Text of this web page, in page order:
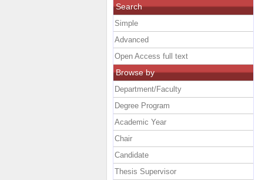
Search
Simple
Advanced
Open Access full text
Browse by
Department/Faculty
Degree Program
Academic Year
Chair
Candidate
Thesis Supervisor